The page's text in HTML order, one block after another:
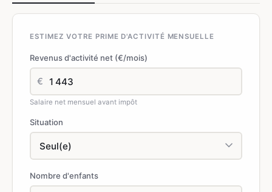
ESTIMEZ VOTRE PRIME D'ACTIVITÉ MENSUELLE
Revenus d'activité net (€/mois)
€
Salaire net mensuel avant impôt
Situation
Nombre d'enfants